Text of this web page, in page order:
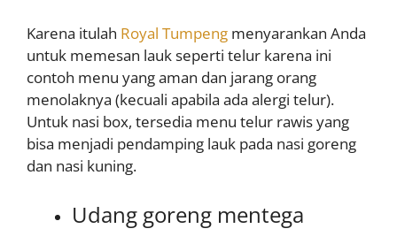
Karena itulah Royal Tumpeng menyarankan Anda
untuk memesan lauk seperti telur karena ini
contoh menu yang aman dan jarang orang
menolaknya (kecuali apabila ada alergi telur).
Untuk nasi box, tersedia menu telur rawis yang
bisa menjadi pendamping lauk pada nasi goreng
dan nasi kuning.
Udang goreng mentega